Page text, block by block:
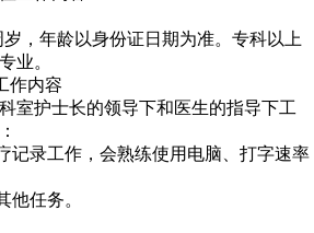
，年龄以身份证日期为准。专科以上
业。
内容
护士长的领导下和医生的指导下工
录工作，会熟练使用电脑、打字速率
任务。